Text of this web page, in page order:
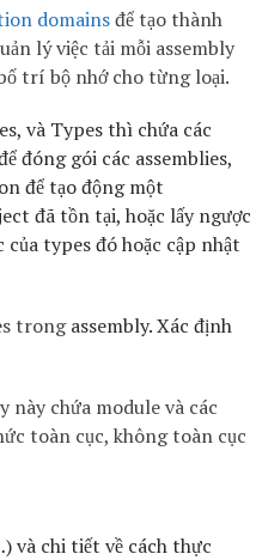
domainsđể tạo thành
lý việc tải mỗi assembly
trí bộ nhớ cho từng loại.
và Types thì chứa các
đóng gói các assemblies,
để tạo động một
đã tồn tại, hoặc lấy ngược
types đó hoặc cập nhật
trongassembly. Xác định
này chứa module và các
toàn cục, không toàn cục
và chi tiết về cách thực